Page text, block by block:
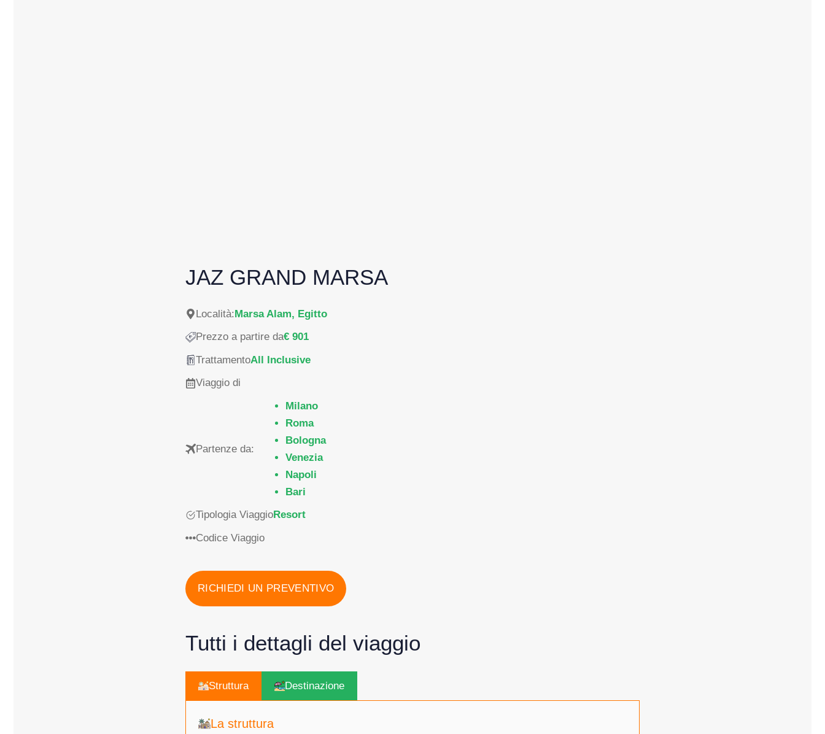
JAZ GRAND MARSA
Località:Marsa Alam, Egitto
Prezzo a partire da€ 901
TrattamentoAll Inclusive
Viaggio di
Partenze da:
Milano
Roma
Bologna
Venezia
Napoli
Bari
Tipologia ViaggioResort
Codice Viaggio
RICHIEDI UN PREVENTIVO
Tutti i dettagli del viaggio
Struttura Destinazione
La struttura